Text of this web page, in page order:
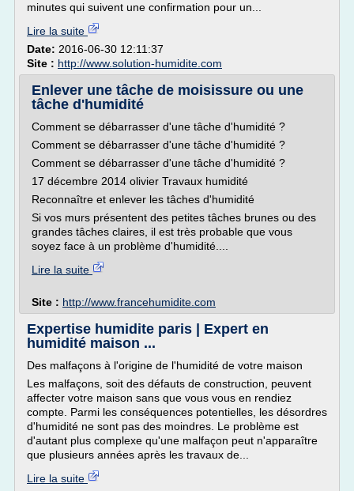
minutes qui suivent une confirmation pour un...
Lire la suite
Date: 2016-06-30 12:11:37
Site : http://www.solution-humidite.com
Enlever une tâche de moisissure ou une
tâche d'humidité
Comment se débarrasser d'une tâche d'humidité ?
Comment se débarrasser d'une tâche d'humidité ?
Comment se débarrasser d'une tâche d'humidité ?
17 décembre 2014 olivier Travaux humidité
Reconnaître et enlever les tâches d'humidité
Si vos murs présentent des petites tâches brunes ou des
grandes tâches claires, il est très probable que vous
soyez face à un problème d'humidité....
Lire la suite
Site : http://www.francehumidite.com
Expertise humidite paris | Expert en
humidité maison ...
Des malfaçons à l'origine de l'humidité de votre maison
Les malfaçons, soit des défauts de construction, peuvent
affecter votre maison sans que vous vous en rendiez
compte. Parmi les conséquences potentielles, les désordres
d'humidité ne sont pas des moindres. Le problème est
d'autant plus complexe qu'une malfaçon peut n'apparaître
que plusieurs années après les travaux de...
Lire la suite